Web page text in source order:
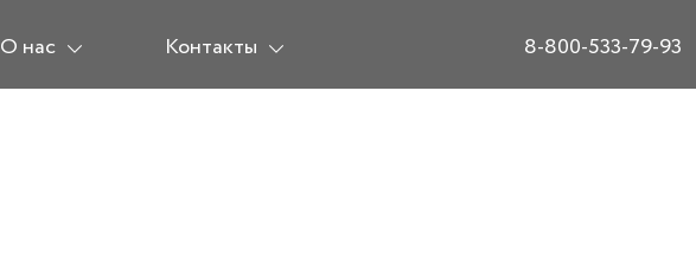
О нас Контакты 8-800-533-79-93